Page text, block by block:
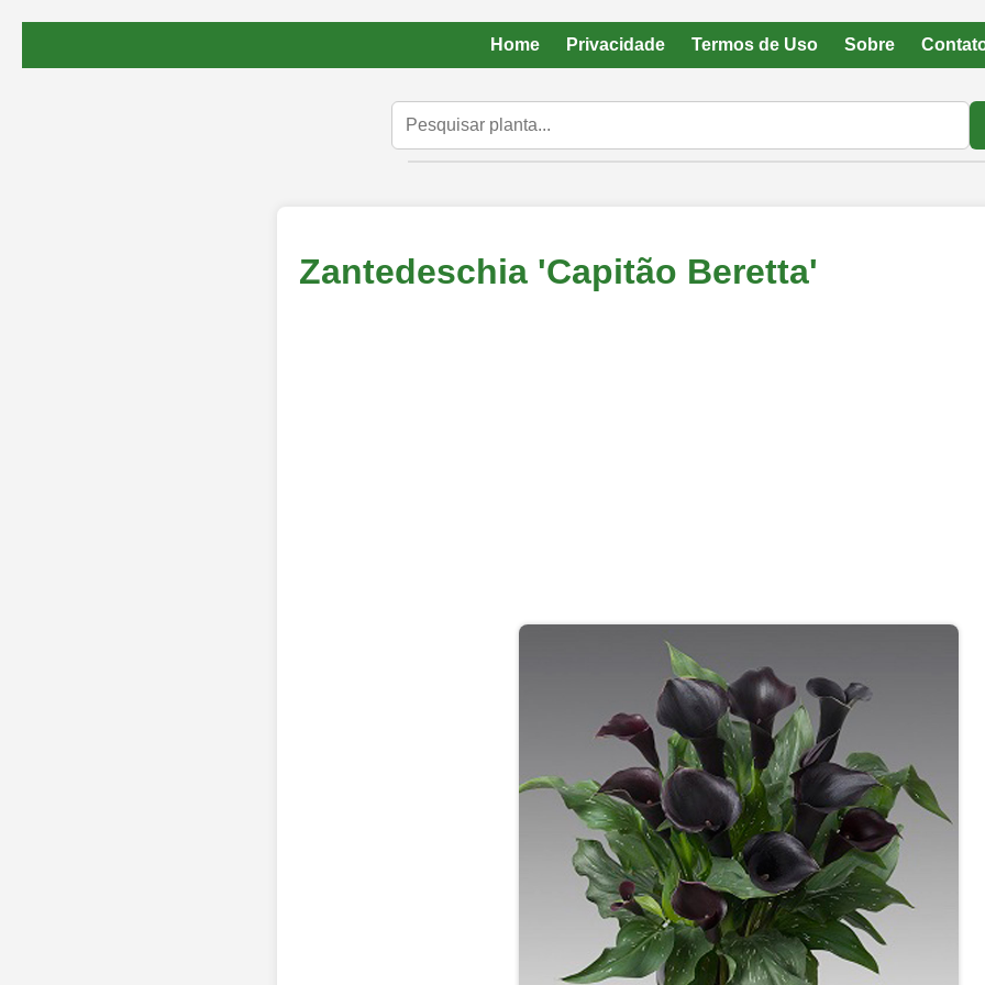
Home Privacidade Termos de Uso Sobre
Zantedeschia 'Capitão Beretta'